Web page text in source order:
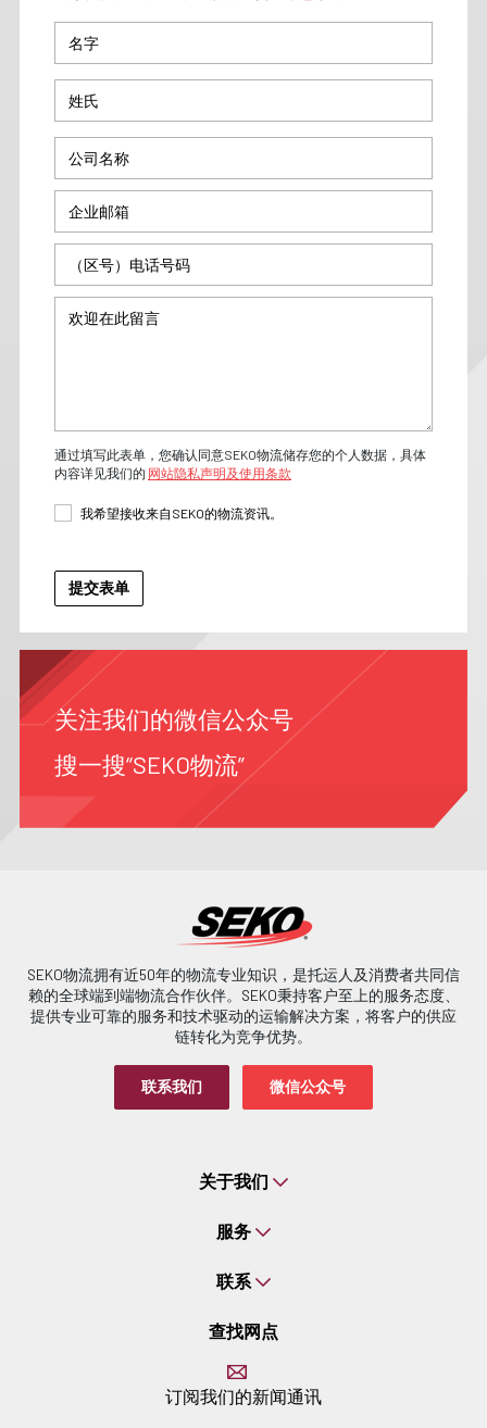
通过填写此表单，您确认同意SEKO物流储存您的个人数据，具体
内容详见我们的 网站隐私声明及使用条款
我希望接收来自SEKO的物流资讯。
关注我们的微信公众号
搜一搜“SEKO物流”
SEKO物流拥有近50年的物流专业知识，是托运人及消费者共同信
赖的全球端到端物流合作伙伴。SEKO秉持客户至上的服务态度、
提供专业可靠的服务和技术驱动的运输解决方案，将客户的供应
链转化为竞争优势。
联系我们 微信公众号
关于我们
服务
联系
查找网点
订阅我们的新闻通讯